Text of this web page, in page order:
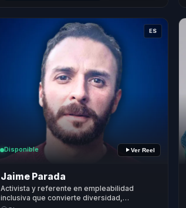
ES
Disponible Ver Reel
Jaime Parada
Activista y referente en empleabilidad
inclusiva que convierte diversidad,